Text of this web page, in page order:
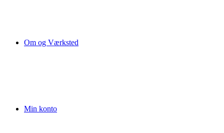
Om og Værksted
Min konto